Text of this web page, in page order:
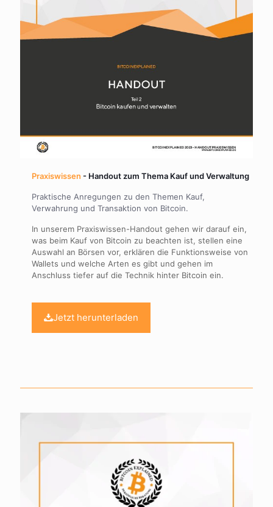
Praxiswissen- Handout zum Thema Kauf und Verwaltung
Praktische Anregungen zu den Themen Kauf,
Verwahrung und Transaktion von Bitcoin.
In unserem Praxiswissen-Handout gehen wir darauf ein,
was beim Kauf von Bitcoin zu beachten ist, stellen eine
Auswahl an Börsen vor, erklären die Funktionsweise von
Wallets und welche Arten es gibt und gehen im
Anschluss tiefer auf die Technik hinter Bitcoin ein.
Jetzt herunterladen